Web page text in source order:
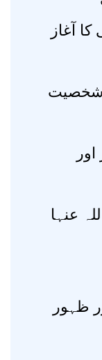
کا آغاز
شخصیت
عنہا
ظہور